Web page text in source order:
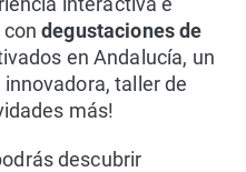
condegustaciones de
en Andalucía, un
taller de
más!
descubrir